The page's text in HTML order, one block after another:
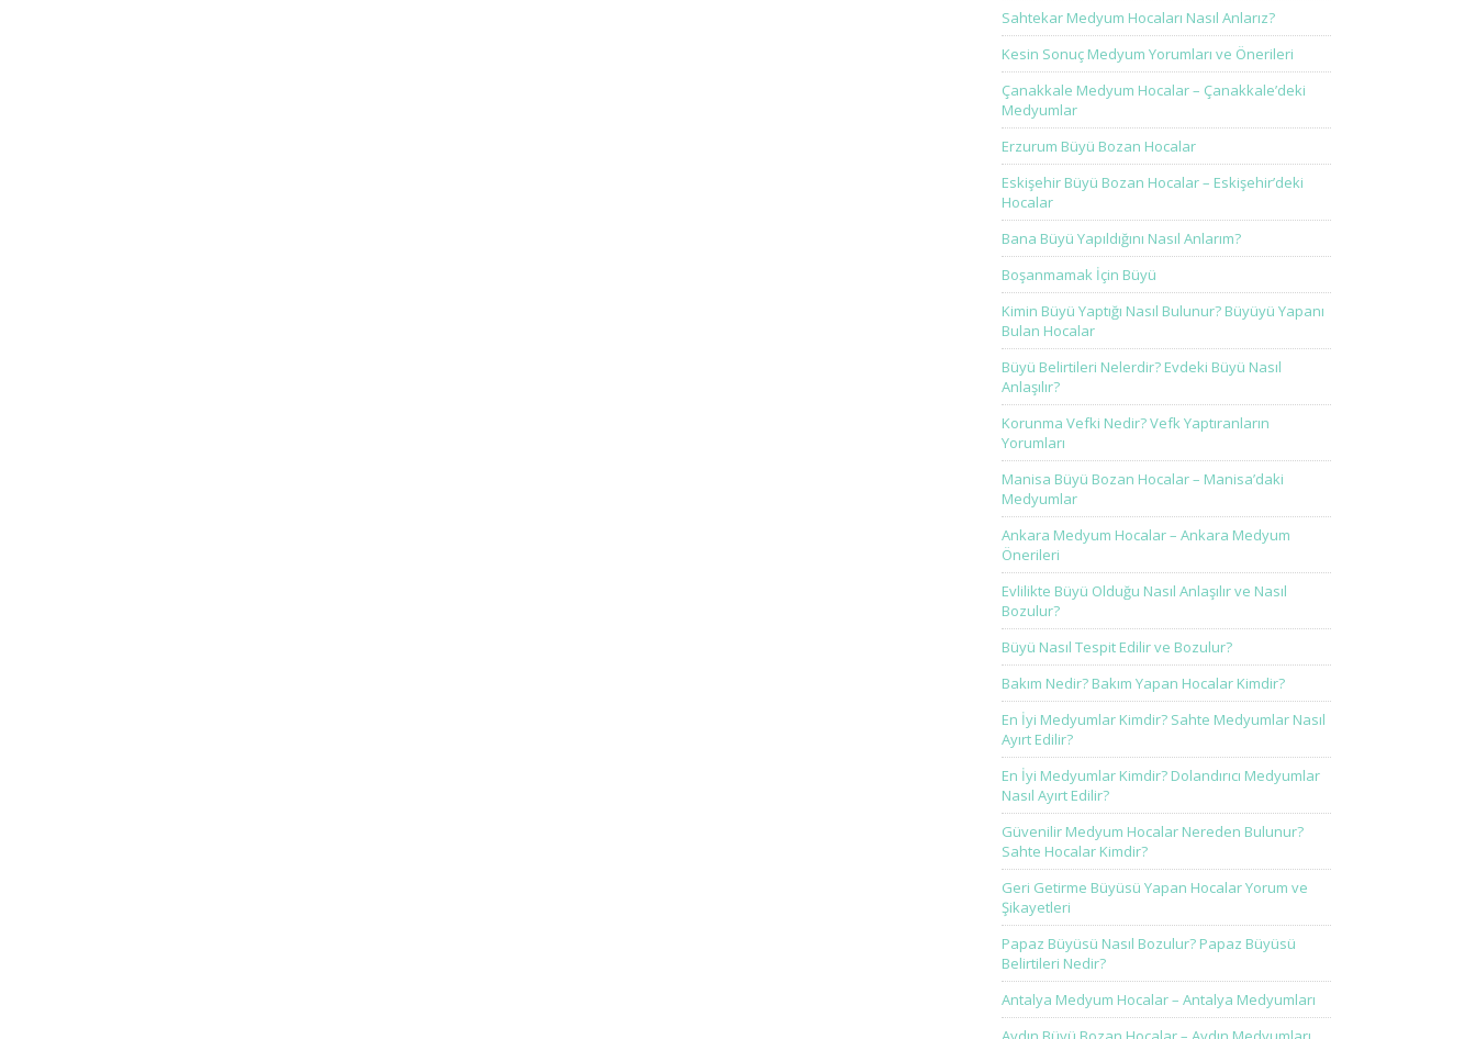
Sahtekar Medyum Hocaları Nasıl Anlarız?
Kesin Sonuç Medyum Yorumları ve Önerileri
Çanakkale Medyum Hocalar – Çanakkale’deki
Medyumlar
Erzurum Büyü Bozan Hocalar
Eskişehir Büyü Bozan Hocalar – Eskişehir’deki
Hocalar
Bana Büyü Yapıldığını Nasıl Anlarım?
Boşanmamak İçin Büyü
Kimin Büyü Yaptığı Nasıl Bulunur? Büyüyü Yapanı
Bulan Hocalar
Büyü Belirtileri Nelerdir? Evdeki Büyü Nasıl
Anlaşılır?
Korunma Vefki Nedir? Vefk Yaptıranların
Yorumları
Manisa Büyü Bozan Hocalar – Manisa’daki
Medyumlar
Ankara Medyum Hocalar – Ankara Medyum
Önerileri
Evlilikte Büyü Olduğu Nasıl Anlaşılır ve Nasıl
Bozulur?
Büyü Nasıl Tespit Edilir ve Bozulur?
Bakım Nedir? Bakım Yapan Hocalar Kimdir?
En İyi Medyumlar Kimdir? Sahte Medyumlar Nasıl
Ayırt Edilir?
En İyi Medyumlar Kimdir? Dolandırıcı Medyumlar
Nasıl Ayırt Edilir?
Güvenilir Medyum Hocalar Nereden Bulunur?
Sahte Hocalar Kimdir?
Geri Getirme Büyüsü Yapan Hocalar Yorum ve
Şikayetleri
Papaz Büyüsü Nasıl Bozulur? Papaz Büyüsü
Belirtileri Nedir?
Antalya Medyum Hocalar – Antalya Medyumları